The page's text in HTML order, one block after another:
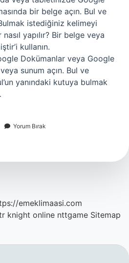
bir belge açın. Bul ve
istediğiniz kelimeyi
yapılır? Bir belge veya
kullanın.
Dokümanlar veya Google
sunum açın. Bul ve
yanındaki kutuya bulmak
Yorum Bırak
emeklimaasi.com
knight online nttgame Sitemap